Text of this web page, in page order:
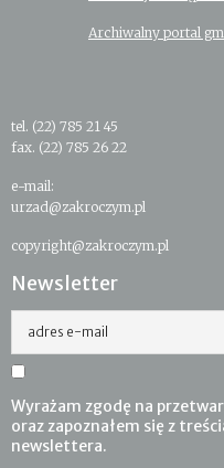
Archiwalny portal
tel. (22) 785 21 45
fax. (22) 785 26 22
e-mail:
urzad@zakroczym.pl
copyright@zakroczym.pl
Newsletter
adres e-mail
Wyrażam zgodę na
oraz zapoznałem się z
newslettera.